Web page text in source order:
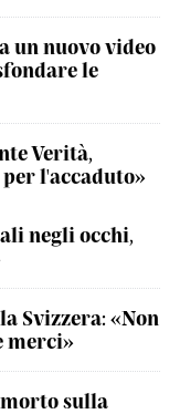
un nuovo video
le
Verità,
l'accaduto»
negli occhi,
Svizzera: «Non
merci»
sulla